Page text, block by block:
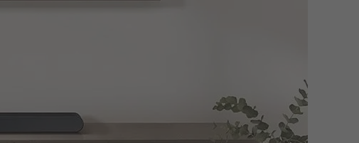
dir einen ausgewogenen und raumfüllenden Sound liefern zu können.